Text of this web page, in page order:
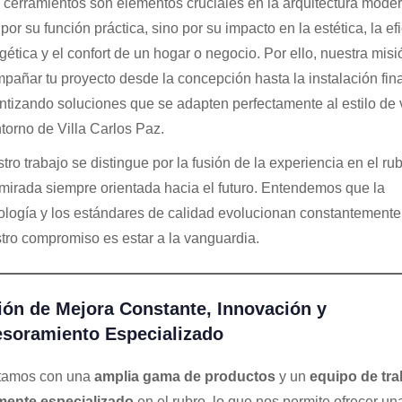
cerramientos son elementos cruciales en la arquitectura
su función práctica, sino por su impacto en la estética, la
y el confort de un hogar o negocio. Por ello, nuestra
tu proyecto desde la concepción hasta la instalación
soluciones que se adapten perfectamente al estilo de
de Villa Carlos Paz.
trabajo se distingue por la fusión de la experiencia en el
siempre orientada hacia el futuro. Entendemos que la
y los estándares de calidad evolucionan
compromiso es estar a la vanguardia.
de Mejora Constante, Innovación y
Especializado
con una amplia gama de productosy un equipo de